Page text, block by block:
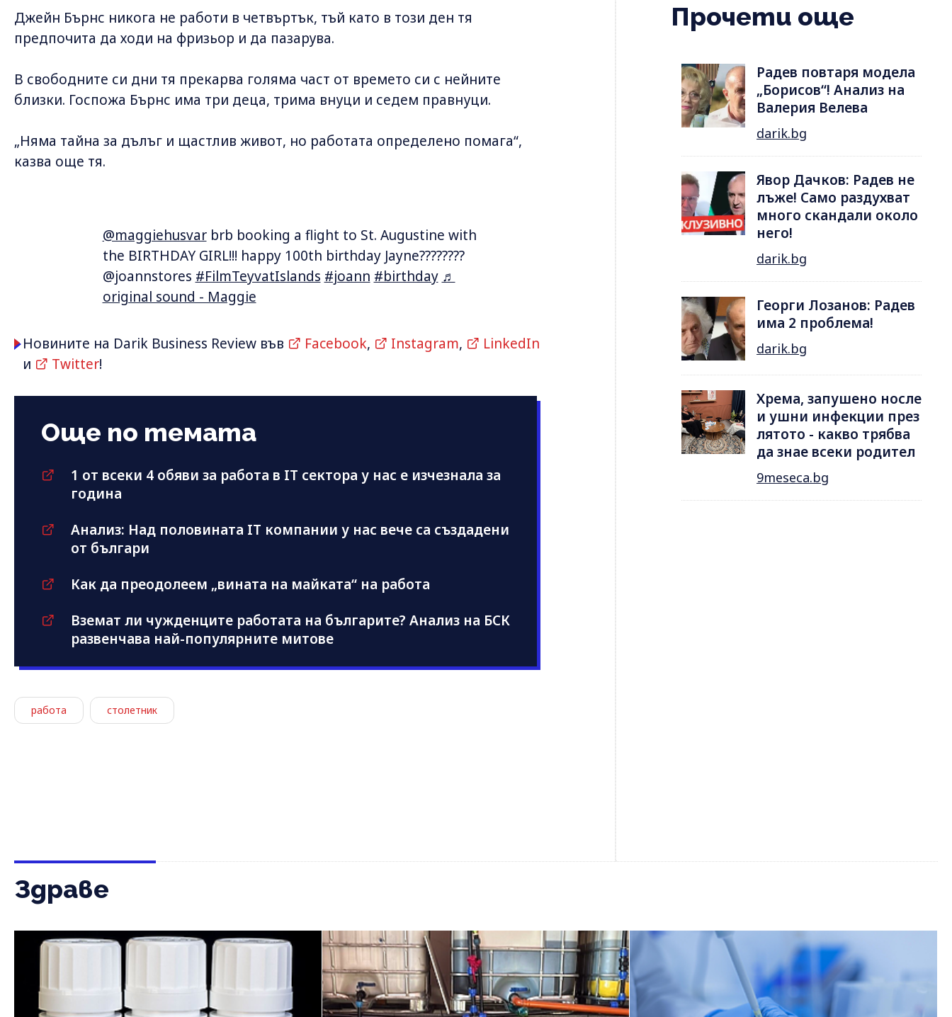
Джейн Бърнс никога не работи в четвъртък, тъй като в този ден тя
предпочита да ходи на фризьор и да пазарува.
В свободните си дни тя прекарва голяма част от времето си с нейните
близки. Госпожа Бърнс има три деца, трима внуци и седем правнуци.
„Няма тайна за дълъг и щастлив живот, но работата определено помага“,
казва още тя.
@maggiehusvarbrb booking a flight to St. Augustine with
the BIRTHDAY GIRL!!! happy 100th birthday Jayne????????
@joannstores #FilmTeyvatIslands #joann #birthday ♬
original sound - Maggie
Новините на Darik Business Review във Facebook, Instagram,
LinkedIn
и
Twitter!
Още по темата
1 от всеки 4 обяви за работа в IT сектора у нас е изчезнала за
година
Анализ: Над половината IT компании у нас вече са създадени
от българи
Как да преодолеем „вината на майката“ на работа
Вземат ли чужденците работата на българите? Анализ на БСК
развенчава най-популярните митове
работа столетник
Прочети още
Радев повтаря модела
„Борисов“! Анализ на
Валерия Велева
darik.bg
Явор Дачков: Радев не
лъже! Само раздухват
много скандали около
него!
darik.bg
Георги Лозанов: Радев
има 2 проблема!
darik.bg
Хрема, запушено носле
и ушни инфекции през
лятотo - какво трябва
да знае всеки родител
9meseca.bg
Здраве